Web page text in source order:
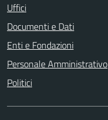
Uffici
Documenti e Dati
Enti e Fondazioni
Personale Amministrativo
Politici